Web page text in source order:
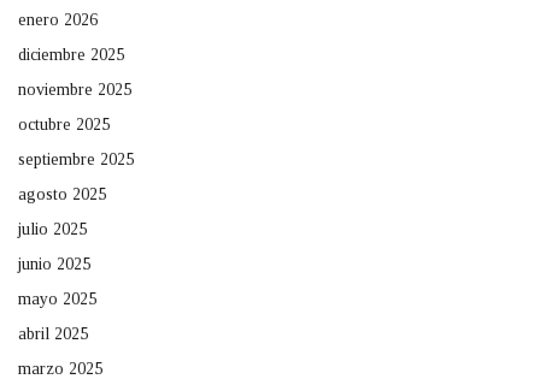
enero 2026
diciembre 2025
noviembre 2025
octubre 2025
septiembre 2025
agosto 2025
julio 2025
junio 2025
mayo 2025
abril 2025
marzo 2025